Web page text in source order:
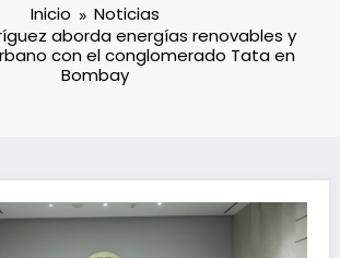
Inicio
Noticias
aborda energías renovables y
con el conglomerado Tata en
Bombay